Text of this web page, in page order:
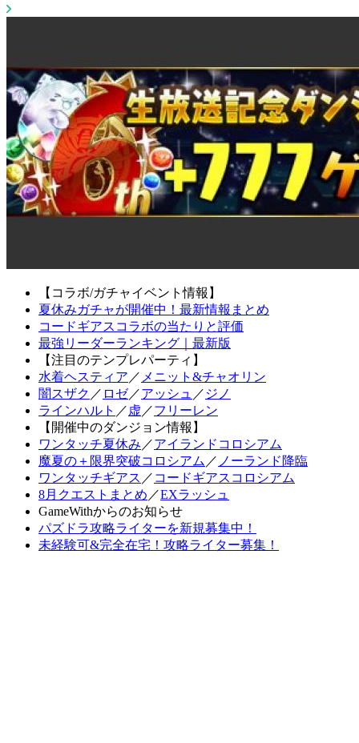
【コラボ/ガチャイベント情報】
夏休みガチャが開催中！最新情報まとめ
コードギアスコラボの当たりと評価
最強リーダーランキング｜最新版
【注目のテンプレパーティ】
水着ヘスティア ／ メニット&チャオリン
闇スザク ／ ロゼ／アッシュ ／ ジノ
ラインハルト ／ 虚 ／フリーレン
【開催中のダンジョン情報】
ワンタッチ夏休み ／アイランドコロシアム
魔夏の＋限界突破コロシアム ／ ノーランド降臨
ワンタッチギアス ／ コードギアスコロシアム
8月クエストまとめ ／EXラッシュ
GameWithからのお知らせ
パズドラ攻略ライターを新規募集中！
未経験可&完全在宅！攻略ライター募集！